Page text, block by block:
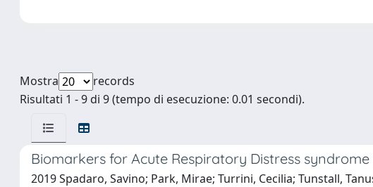
Mostra
records
Risultati 1 - 9 di 9 (tempo di esecuzione: 0.01 secondi).
Biomarkers for Acute Respiratory Distress
2019 Spadaro, Savino; Park, Mirae; Turrini, Cecilia; Tunstall,